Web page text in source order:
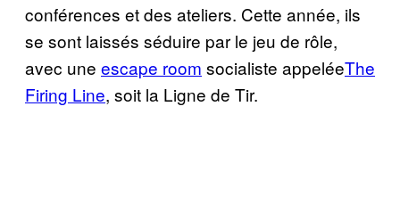
conférences et des ateliers. Cette année, ils
se sont laissés séduire par le jeu de rôle,
avec une escape room socialiste appeléeThe
Firing Line, soit la Ligne de Tir.